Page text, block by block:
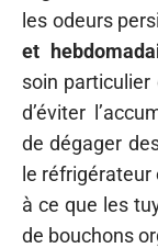
les odeurs
et
soin
d’éviter
de dégager
le
à ce que les
de bouchons